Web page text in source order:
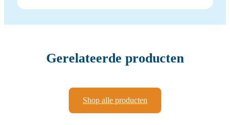
Gerelateerde producten
Shop alle producten